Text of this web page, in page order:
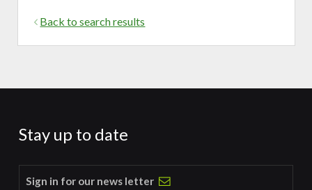
Back to search results
Stay up to date
Sign in for our news letter